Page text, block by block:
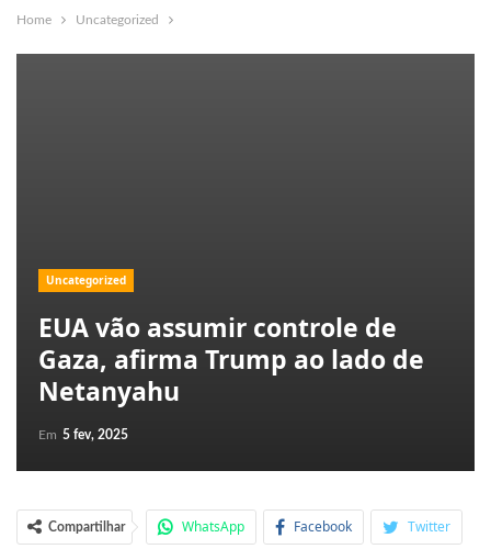
Home Uncategorized
Uncategorized
EUA vão assumir controle de
Gaza, afirma Trump ao lado de
Netanyahu
Em 5 fev, 2025
Compartilhar WhatsApp Facebook Twitter